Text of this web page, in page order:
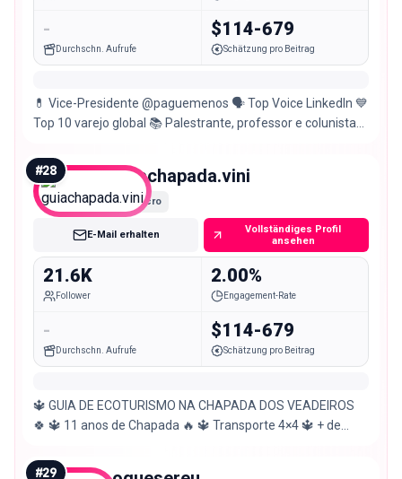
-
Durchschn. Aufrufe
$114-679
Schätzung pro Beitrag
💊 Vice-Presidente @paguemenos 🗣️ Top Voice LinkedIn 💙
Top 10 varejo global 📚 Palestrante, professor e colunista
#28 guiachapada.vini
Micro
E-Mail erhalten
Vollständiges Profil
ansehen
21.6K
Follower
2.00%
Engagement-Rate
-
Durchschn. Aufrufe
$114-679
Schätzung pro Beitrag
🔱 GUIA DE ECOTURISMO NA CHAPADA DOS VEADEIROS
🍀 🔱 11 anos de Chapada 🔥 🔱 Transporte 4×4 🔱 + de
#29